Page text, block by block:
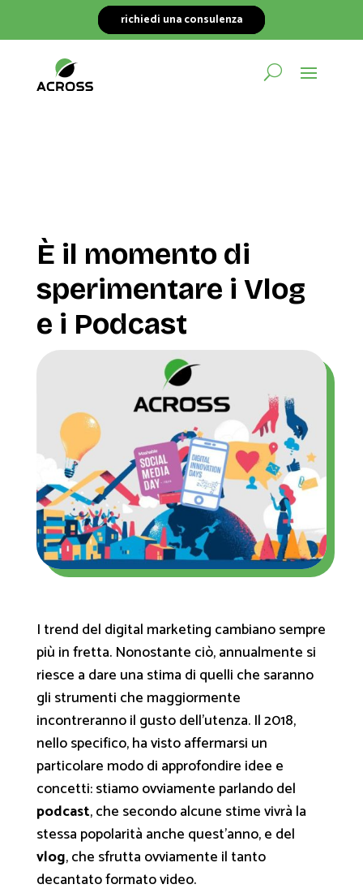
richiedi una consulenza
È il momento di
sperimentare i Vlog
e i Podcast
I trend del digital marketing cambiano sempre
più in fretta. Nonostante ciò, annualmente si
riesce a dare una stima di quelli che saranno
gli strumenti che maggiormente
incontreranno il gusto dell’utenza. Il 2018,
nello specifico, ha visto affermarsi un
particolare modo di approfondire idee e
concetti: stiamo ovviamente parlando del
podcast, che secondo alcune stime vivrà la
stessa popolarità anche quest’anno, e del
vlog, che sfrutta ovviamente il tanto
decantato formato video.